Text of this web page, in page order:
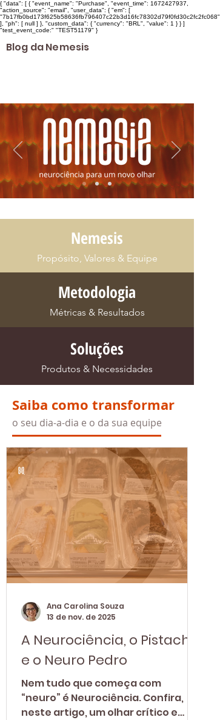
{ "data": [ { "event_name": "Purchase", "event_time": 1672427937,
"action_source": "email", "user_data": { "em": [
"7b17fb0bd173f625b58636fb796407c22b3d16fc78302d79f0fd30c2fc2fc068"
], "ph": [ null ] }, "custom_data": { "currency": "BRL", "value": 1 } } ]
"test_event_code:" "TEST51179" }
Blog da Nemesis
Nemesis
Propósito, Valores & Equipe
Metodologia
Métricas & Resultados
Soluções
Produtos & Necessidades
Saiba como transformar
o seu dia-a-dia e o da sua equipe
A Neurociência, o Pistache
e o Neuro Pedro
Nem tudo que começa com
“neuro” é Neurociência. Confira,
neste artigo, um olhar crítico e
Ana Carolina Souza
13 de nov. de 2025